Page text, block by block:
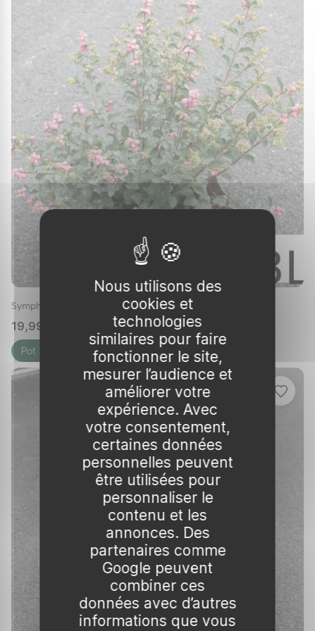
Ce petit arbuste apprécie les sols bien drainés,
mais peut tolérer une gamme assez large de
types de sol, y compris les sols pauvres ou
légèrement calcaires. Cela en fait une plante
très polyvalente et facile à cultiver dans votre
jardin.
Planter la symphorine
Période de plantation idéale
Pour garantir une bonne reprise de la plante, il
est recommandé de planter la symphorine au
début de l'automne ou au printemps. Ces
périodes permettent à l'arbuste de s'établir
chaleurs estivales.
S'assurer que le sol est bien préparé est
crucial. Il est conseillé de creuser un trou deux
fois plus grand que la motte de la plante.
Ajouter du compost ou un fertilisant organique
peut aussi favoriser une croissance saine dès
Conseils pratiques pour la plantation
Voici quelques étapes à suivre pour
correctement une symphorine :
Choisir un emplacement approprié en
pleine lumière ou à mi-ombre.
Amender le sol avec du compost pour
améliorer sa structure.
Creuser un trou suffisamment grand pour
accueillir les racines sans les entasser.
Symphorine 'Magical candy'
19,99 € 🌱 en stock
Pot 3L
Nous utilisons des
cookies et
technologies
similaires pour faire
fonctionner le site,
mesurer l’audience et
améliorer votre
expérience. Avec
votre consentement,
certaines données
personnelles peuvent
être utilisées pour
personnaliser le
contenu et les
annonces. Des
partenaires comme
Google peuvent
combiner ces
données avec d’autres
informations que vous